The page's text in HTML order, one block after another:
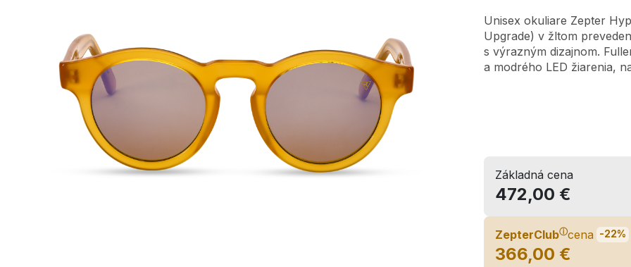
Unisex okuliare Zepter
Upgrade) v žltom
s výrazným dizajnom.
a modrého LED žiarenia,
Základná cena
472,00 €
ZepterClubⓘcena -22%
366,00 €